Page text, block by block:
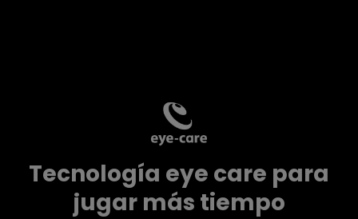
Tecnología eye care para
jugar más tiempo